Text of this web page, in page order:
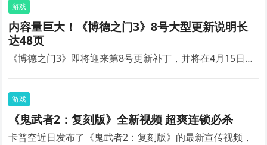
游戏
内容量巨大！《博德之门3》8号大型更新说明长
达48页
《博德之门3》即将迎来第8号更新补丁，并将在4月15日…
游戏
《鬼武者2：复刻版》全新视频 超爽连锁必杀
卡普空近日发布了《鬼武者2：复刻版》的最新宣传视频，